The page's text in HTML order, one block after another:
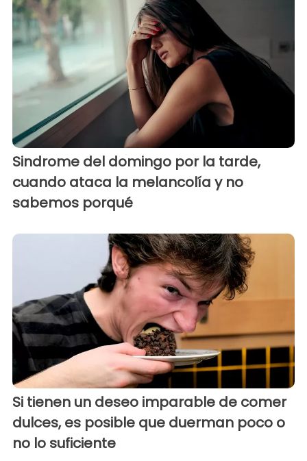
Sindrome del domingo por la tarde,
cuando ataca la melancolía y no
sabemos porqué
Si tienen un deseo imparable de comer
dulces, es posible que duerman poco o
no lo suficiente